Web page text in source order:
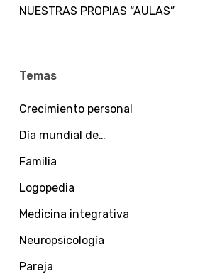
NUESTRAS PROPIAS “AULAS”
Temas
Crecimiento personal
Día mundial de…
Familia
Logopedia
Medicina integrativa
Neuropsicología
Pareja